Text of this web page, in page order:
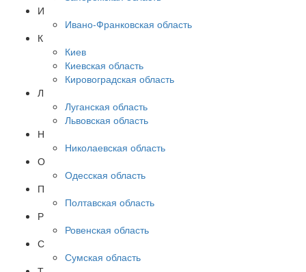
И
Ивано-Франковская область
К
Киев
Киевская область
Кировоградская область
Л
Луганская область
Львовская область
Н
Николаевская область
О
Одесская область
П
Полтавская область
Р
Ровенская область
С
Сумская область